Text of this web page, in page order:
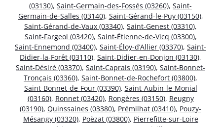
(03130), Saint-Germain-des-Fossés (03260), Saint-
Germain-de-Salles (03140), Saint-Gérand-le-Puy (03150),
Saint-Gérand-de-Vaux (03340), Saint-Genest (03310),
Saint-Fargeol (03420), Saint-Étienne-de-Vicq (03300),
Saint-Ennemond (03400), Saint-Éloy-d’Allier (03370), Saint-
Didier-la-Forêt (03110), Saint-Didier-en-Donjon (03130),
Saint-Désiré (03370), Saint-Caprais (03190), Saint-Bonnet-
Tronçais (03360), Saint-Bonnet-de-Rochefort (03800),
Saint-Bonnet-de-Four (03390), Saint-Aubin-le-Monial
(03160), Ronnet (03420), Rongères (03150), Reugny
(03190), Quinssaines (03380), Prémilhat (03410), Pouzy-
Mésangy (03320), Poëzat (03800), Pierrefitte-sur-Loire